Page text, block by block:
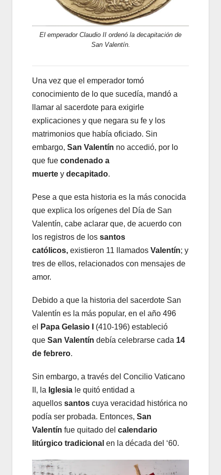
El emperador Claudio II ordenó la decapitación de
San Valentín.
Una vez que el emperador tomó
conocimiento de lo que sucedía, mandó a
llamar al sacerdote para exigirle
explicaciones y que negara su fe y los
matrimonios que había oficiado. Sin
embargo, San Valentín no accedió, por lo
que fue condenado a
muerte y decapitado.
Pese a que esta historia es la más conocida
que explica los orígenes del Día de San
Valentín, cabe aclarar que, de acuerdo con
los registros de los santos
católicos, existieron 11 llamados Valentín; y
tres de ellos, relacionados con mensajes de
amor.
Debido a que la historia del sacerdote San
Valentín es la más popular, en el año 496
el
Papa Gelasio I (410-196) estableció
que San Valentín debía celebrarse cada 14
de febrero.
Sin embargo, a través del Concilio Vaticano
II, la Iglesia le quitó entidad a
aquellos santos cuya veracidad histórica no
podía ser probada. Entonces, San
Valentín fue quitado del calendario
litúrgico tradicional en la década del ‘60.